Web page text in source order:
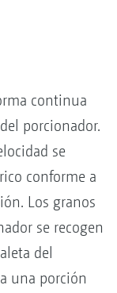
continua
porcionador.
se
conforme a
Los granos
se recogen
del
una porción